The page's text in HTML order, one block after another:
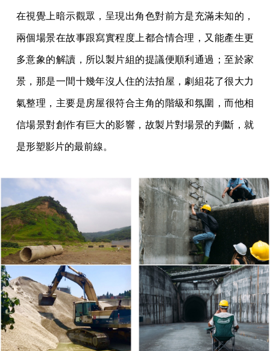
在視覺上暗示觀眾，呈現出角色對前方是充滿未知的，
兩個場景在故事跟寫實程度上都合情合理，又能產生更
多意象的解讀，所以製片組的提議便順利通過；至於家
景，那是一間十幾年沒人住的法拍屋，劇組花了很大力
氣整理，主要是房屋很符合主角的階級和氛圍，而他相
信場景對創作有巨大的影響，故製片對場景的判斷，就
是形塑影片的最前線。